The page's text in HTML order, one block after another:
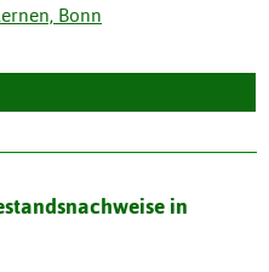
Bonn
in